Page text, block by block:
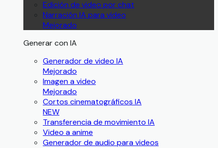
Edición de video por chat
Narración IA para video
Mejorado
Generar con IA
Generador de video IA
Mejorado
Imagen a video
Mejorado
Cortos cinematográficos IA
NEW
Transferencia de movimiento IA
Video a anime
Generador de audio para videos